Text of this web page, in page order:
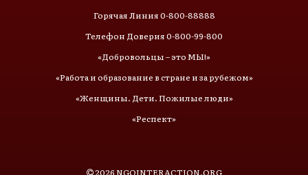
Горячая Линия 0-800-88888
Телефон Доверия 0-800-99-800
«Добровольцы – это МЫ!»
«Работа и образование в стране и за рубежом»
«Женщины. Дети. Пожилые люди»
«Респект»
2026NGOINTERACTION.ORG